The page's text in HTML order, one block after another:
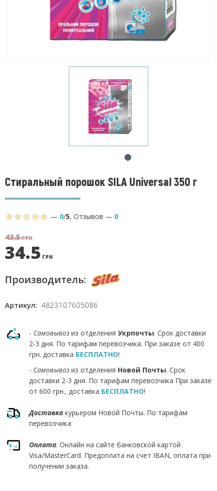
Стиральный порошок SILA Universal 350 г
— 0/5, Отзывов — 0
43.5ГРН
34.5 ГРН
Производитель:
Артикул: 4823107605086
- Самовывоз из отделения Укрпочты. Срок доставки
2-3 дня. По тарифам перевозчика. При заказе от 400
грн. доставка БЕСПЛАТНО!
- Самовывоз из отделения Новой Почты. Срок
доставки 2-3 дня. По тарифам перевозчика При заказе
от 600 грн., доставка БЕСПЛАТНО!
Доставка курьером Новой Почты. По тарифам
перевозчика
Оплата. Онлайн на сайте банковской картой
Visa/MasterCard. Предоплата на счет IBAN, оплата при
получении заказа.